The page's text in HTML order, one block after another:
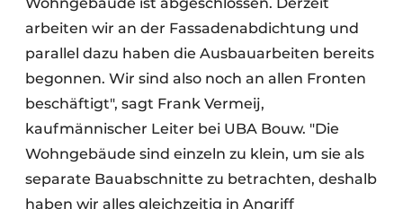
arbeiten wir an der Fassadenabdichtung und
parallel dazu haben die Ausbauarbeiten bereits
begonnen. Wir sind also noch an allen Fronten
beschäftigt", sagt Frank Vermeij,
kaufmännischer Leiter bei UBA Bouw. "Die
Wohngebäude sind einzeln zu klein, um sie als
separate Bauabschnitte zu betrachten, deshalb
haben wir alles gleichzeitig in Angriff